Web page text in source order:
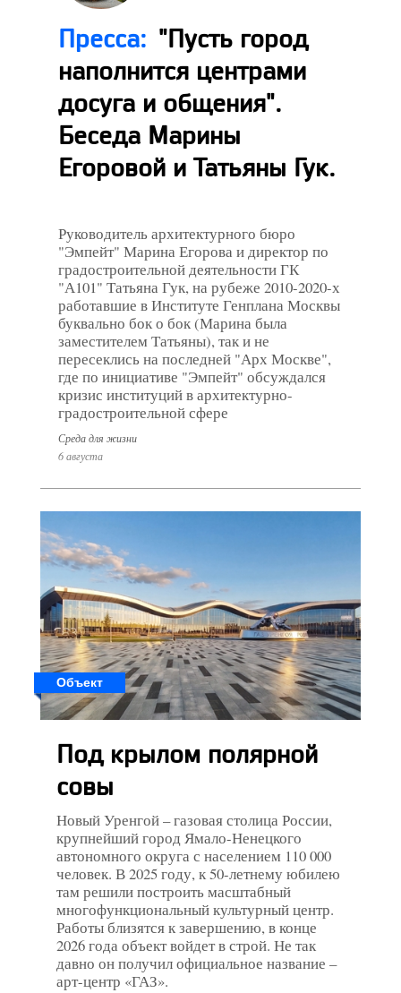
Пресса: "Пусть город
наполнится центрами
досуга и общения".
Беседа Марины
Егоровой и Татьяны Гук.
Руководитель архитектурного бюро
"Эмпейт" Марина Егорова и директор по
градостроительной деятельности ГК
"А101" Татьяна Гук, на рубеже 2010-2020-х
работавшие в Институте Генплана Москвы
буквально бок о бок (Марина была
заместителем Татьяны), так и не
пересеклись на последней "Арх Москве",
где по инициативе "Эмпейт" обсуждался
кризис институций в архитектурно-
градостроительной сфере
Среда для жизни
6 августа
Объект
Под крылом полярной
совы
Новый Уренгой – газовая столица России,
крупнейший город Ямало-Ненецкого
автономного округа с населением 110 000
человек. В 2025 году, к 50-летнему юбилею
там решили построить масштабный
многофункциональный культурный центр.
Работы близятся к завершению, в конце
2026 года объект войдет в строй. Не так
давно он получил официальное название –
арт-центр «ГАЗ».